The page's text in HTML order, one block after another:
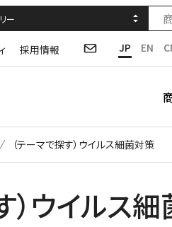
採用情報 JP EN
（テーマで探す）ウイルス細菌対策
）ウイルス